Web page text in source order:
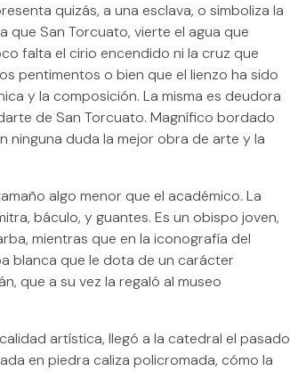
quizás, a una esclava, o simboliza la
que San Torcuato, vierte el agua que
falta el cirio encendido ni la cruz que
pentimentos o bien que el lienzo ha sido
y la composición. La misma es deudora
de San Torcuato. Magnífico bordado
ninguna duda la mejor obra de arte y la
algo menor que el académico. La
báculo, y guantes. Es un obispo joven,
mientras que en la iconografía del
blanca que le dota de un carácter
que a su vez la regaló al museo
artística, llegó a la catedral el pasado
en piedra caliza policromada, cómo la